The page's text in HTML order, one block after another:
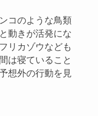
コのような鳥類
動きが活発にな
リカゾウなども
は寝ていること
想外の行動を見